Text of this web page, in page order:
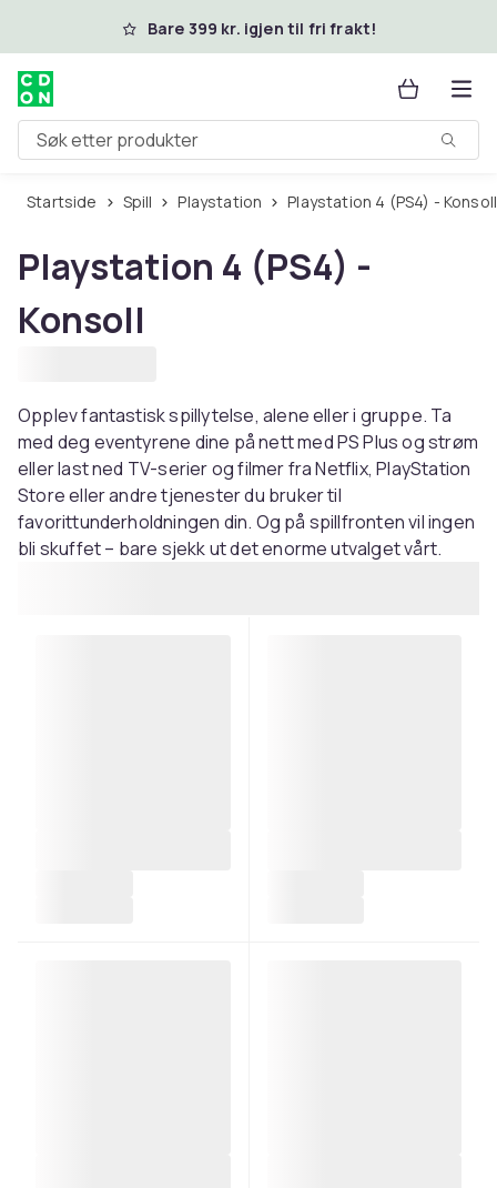
Hopp til hovedinnholdBare 399 kr. igjen til fri frakt!
Søk etter produkter
Startside Spill Playstation Playstation 4 (PS4) - Konsoll
Playstation 4 (PS4) -
Konsoll
Opplev fantastisk spillytelse, alene eller i gruppe. Ta
med deg eventyrene dine på nett med PS Plus og strøm
eller last ned TV-serier og filmer fra Netflix, PlayStation
Store eller andre tjenester du bruker til
favorittunderholdningen din. Og på spillfronten vil ingen
bli skuffet – bare sjekk ut det enorme utvalget vårt.